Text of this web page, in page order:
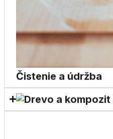
Čistenie a údržba